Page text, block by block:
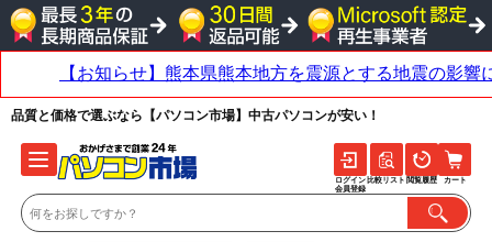
品質と価格で選ぶなら【パソコン市場】中古パソコンが安い！
ログイン
会員登録
比較リスト 閲覧履歴 カート